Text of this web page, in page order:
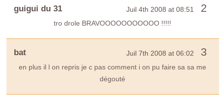
guigui du 31 Juil 4th 2008 at 08:51 2
tro drole BRAVOOOOOOOOOOO !!!!!
bat Juil 7th 2008 at 06:02 3
en plus il l on repris je c pas comment i on pu faire sa sa me
dégouté